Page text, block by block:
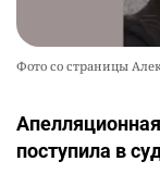
Фото со страницы
поступила в